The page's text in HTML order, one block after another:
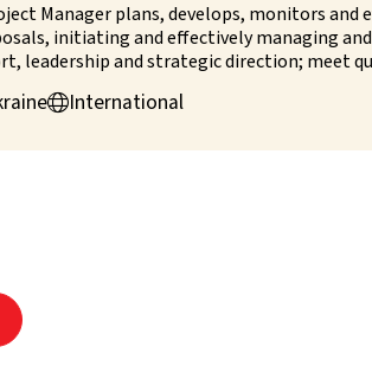
Manager plans, develops, monitors
initiating and effectively managing
leadership and strategic direction; meet
train shelter and infrastructure staff.
International